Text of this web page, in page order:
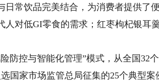
常饮品完美结合，为消费者提供了
对低GI零食的需求；红枣枸杞银耳
控与智能化管理”模式，从全国32
国家市场监管总局征集的25个典型案